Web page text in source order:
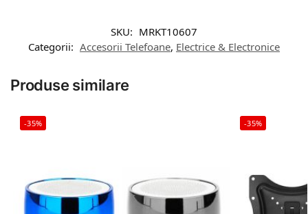
SKU: MRKT10607
Categorii: Accesorii Telefoane, Electrice & Electronice
Produse similare
-35% -35%